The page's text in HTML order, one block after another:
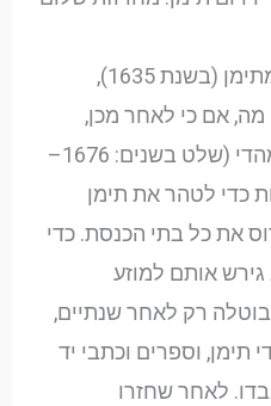
לאחר יציאת העות'מאנים מתימן (בשנת 1635),
אם כי לאחר מכן,
המלך אחמד אבן חסן אל מהדי (שלט בשנים: 1676–
כדי לטהר את תימן
את כל בתי הכנסת. כדי
גירש אותם למוזע
רק לאחר שנתיים,
תימן, וספרים וכתבי יד
לאחר שחזרו